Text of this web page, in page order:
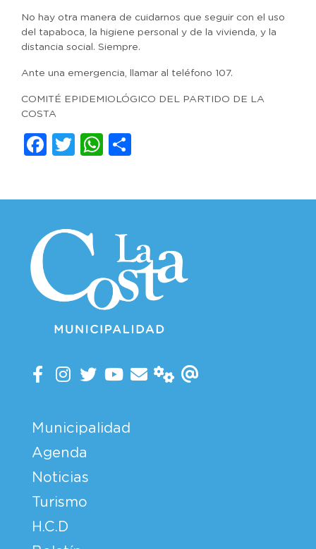
No hay otra manera de cuidarnos que seguir con el uso
del tapaboca, la higiene personal y de la vivienda, y la
distancia social. Siempre.
Ante una emergencia, llamar al teléfono 107.
COMITÉ EPIDEMIOLÓGICO DEL PARTIDO DE LA
COSTA
Facebook
TwitterWhatsApp
Municipalidad
Agenda
Noticias
Turismo
H.C.D